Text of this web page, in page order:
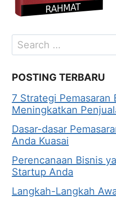
Search
for:
POSTING TERBARU
7 Strategi
Meningkatkan
Dasar-dasar
Anda Kuasai
Perencanaan Bisnis
Startup Anda
Langkah-Langkah